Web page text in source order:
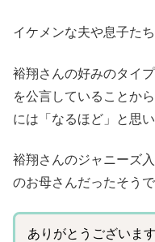
イケメンな夫や息子た
裕翔さんの好みのタイ
を公言していることか
には「なるほど」と思い
裕翔さんのジャニーズ
のお母さんだったそうで
ありがとうございま